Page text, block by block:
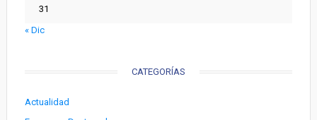
31
« Dic
CATEGORÍAS
Actualidad